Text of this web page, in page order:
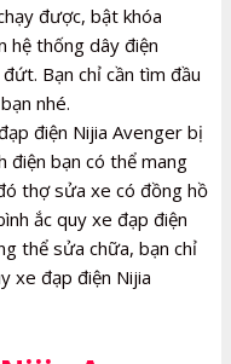
được, bật khóa
hệ thống dây điện
Bạn chỉ cần tìm đầu
nhé.
điện Nijia Avenger bị
điện bạn có thể mang
thợ sửa xe có đồng hồ
ắc quy xe đạp điện
thể sửa chữa, bạn chỉ
xe đạp điện Nijia